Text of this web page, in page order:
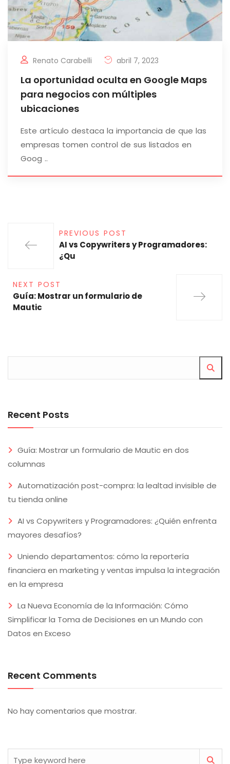
Renato Carabelli abril 7, 2023
La oportunidad oculta en Google Maps
para negocios con múltiples
ubicaciones
Este artículo destaca la importancia de que las
empresas tomen control de sus listados en
Goog ..
PREVIOUS POST
AI vs Copywriters y Programadores:
¿Qu
NEXT POST
Guía: Mostrar un formulario de
Mautic
Recent Posts
Guía: Mostrar un formulario de Mautic en dos
columnas
Automatización post-compra: la lealtad invisible de
tu tienda online
AI vs Copywriters y Programadores: ¿Quién enfrenta
mayores desafíos?
Uniendo departamentos: cómo la reportería
financiera en marketing y ventas impulsa la integración
en la empresa
La Nueva Economía de la Información: Cómo
Simplificar la Toma de Decisiones en un Mundo con
Datos en Exceso
Recent Comments
No hay comentarios que mostrar.